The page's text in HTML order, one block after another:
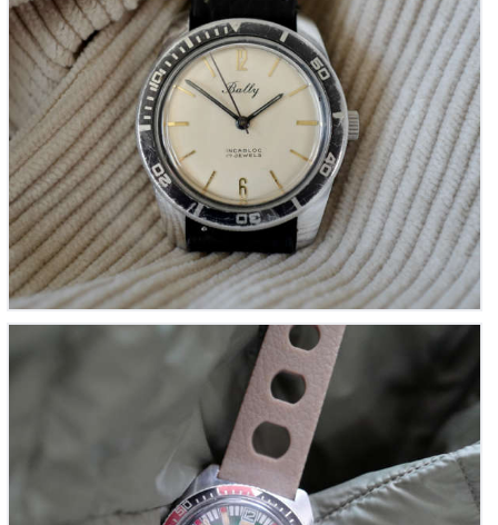
Jean Herber ‘Black Jack Diver’s’